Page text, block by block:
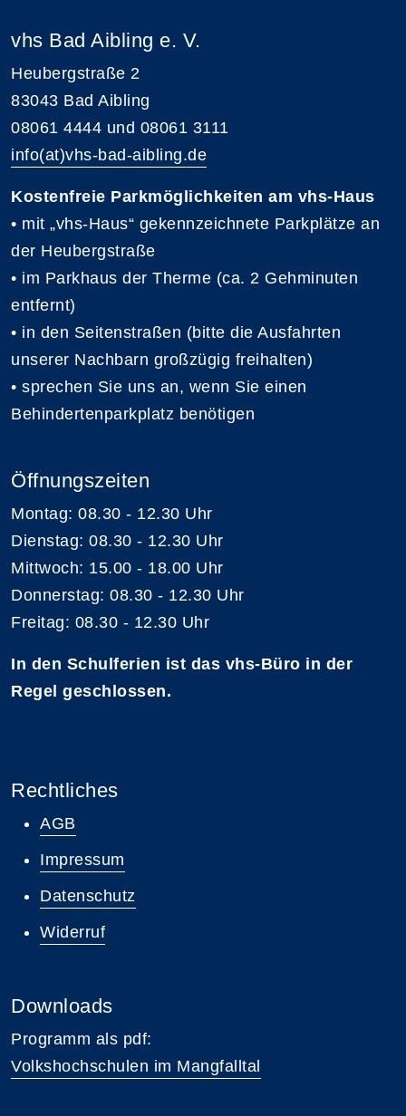
vhs Bad Aibling e. V.
Heubergstraße 2
83043 Bad Aibling
08061 4444 und 08061 3111
info(at)vhs-bad-aibling.de
Kostenfreie Parkmöglichkeiten am vhs-Haus
• mit „vhs-Haus“ gekennzeichnete Parkplätze an
der Heubergstraße
• im Parkhaus der Therme (ca. 2 Gehminuten
entfernt)
• in den Seitenstraßen (bitte die Ausfahrten
unserer Nachbarn großzügig freihalten)
• sprechen Sie uns an, wenn Sie einen
Behindertenparkplatz benötigen
Öffnungszeiten
Montag: 08.30 - 12.30 Uhr
Dienstag: 08.30 - 12.30 Uhr
Mittwoch: 15.00 - 18.00 Uhr
Donnerstag: 08.30 - 12.30 Uhr
Freitag: 08.30 - 12.30 Uhr
In den Schulferien ist das vhs-Büro in der
Regel geschlossen.
Rechtliches
AGB
Impressum
Datenschutz
Widerruf
Downloads
Programm als pdf:
Volkshochschulen im Mangfalltal